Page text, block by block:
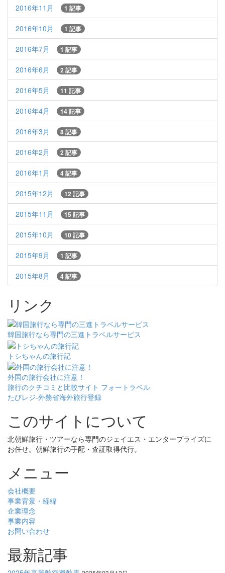
2016年11月 1 記事
2016年10月 1 記事
2016年7月 1 記事
2016年6月 2 記事
2016年5月 11 記事
2016年4月 14 記事
2016年3月 8 記事
2016年2月 2 記事
2016年1月 4 記事
2015年12月 12 記事
2015年11月 15 記事
2015年10月 10 記事
2015年9月 1 記事
2015年8月 4 記事
リンク
韓国旅行なら専門の三進トラベルサービス
トシちゃんの旅行記
外国の旅行会社に注意！
旅行のクチコミと比較サイト フォートラベル
たびレジ-外務省海外旅行登録
このサイトについて
北朝鮮旅行・ツアーなら専門のジェイエス・エンタープライズに
お任せ。朝鮮旅行の手配・査証取得代行。
メニュー
会社概要
事業背景・経緯
企業理念
事業内容
お問い合わせ
最新記事